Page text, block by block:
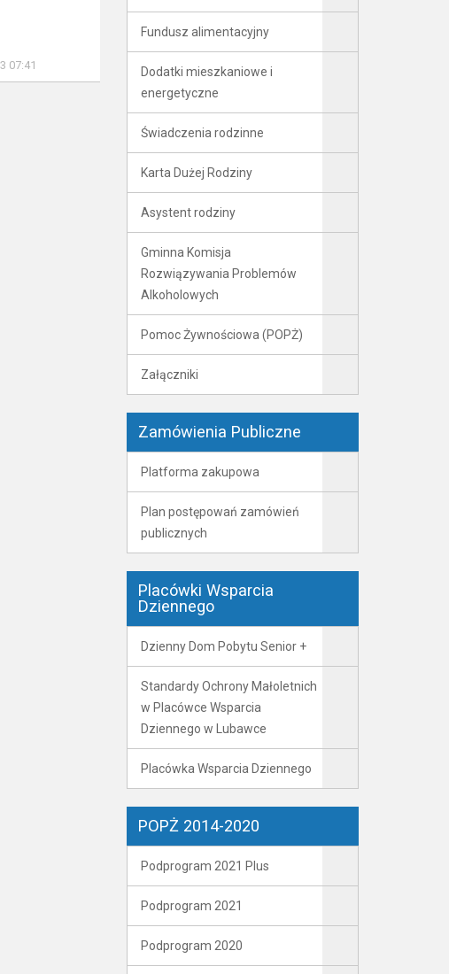
07:41
Fundusz alimentacyjny
Dodatki mieszkaniowe i
energetyczne
Świadczenia rodzinne
Karta Dużej Rodziny
Asystent rodziny
Gminna Komisja
Rozwiązywania Problemów
Alkoholowych
Pomoc Żywnościowa (POPŻ)
Załączniki
Zamówienia Publiczne
Platforma zakupowa
Plan postępowań zamówień
publicznych
Placówki Wsparcia
Dziennego
Dzienny Dom Pobytu Senior +
Standardy Ochrony Małoletnich
w Placówce Wsparcia
Dziennego w Lubawce
Placówka Wsparcia Dziennego
POPŻ 2014-2020
Podprogram 2021 Plus
Podprogram 2021
Podprogram 2020